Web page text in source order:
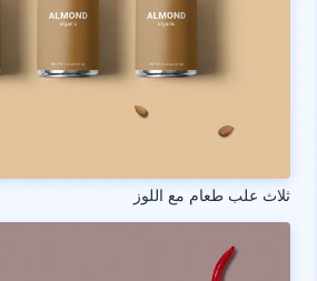
ثلاث علب طعام مع اللوز